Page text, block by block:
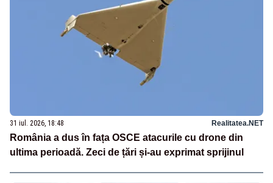
31 iul. 2026, 18:48 Realitatea.NET
România a dus în fața OSCE atacurile cu drone din
ultima perioadă. Zeci de țări și-au exprimat sprijinul